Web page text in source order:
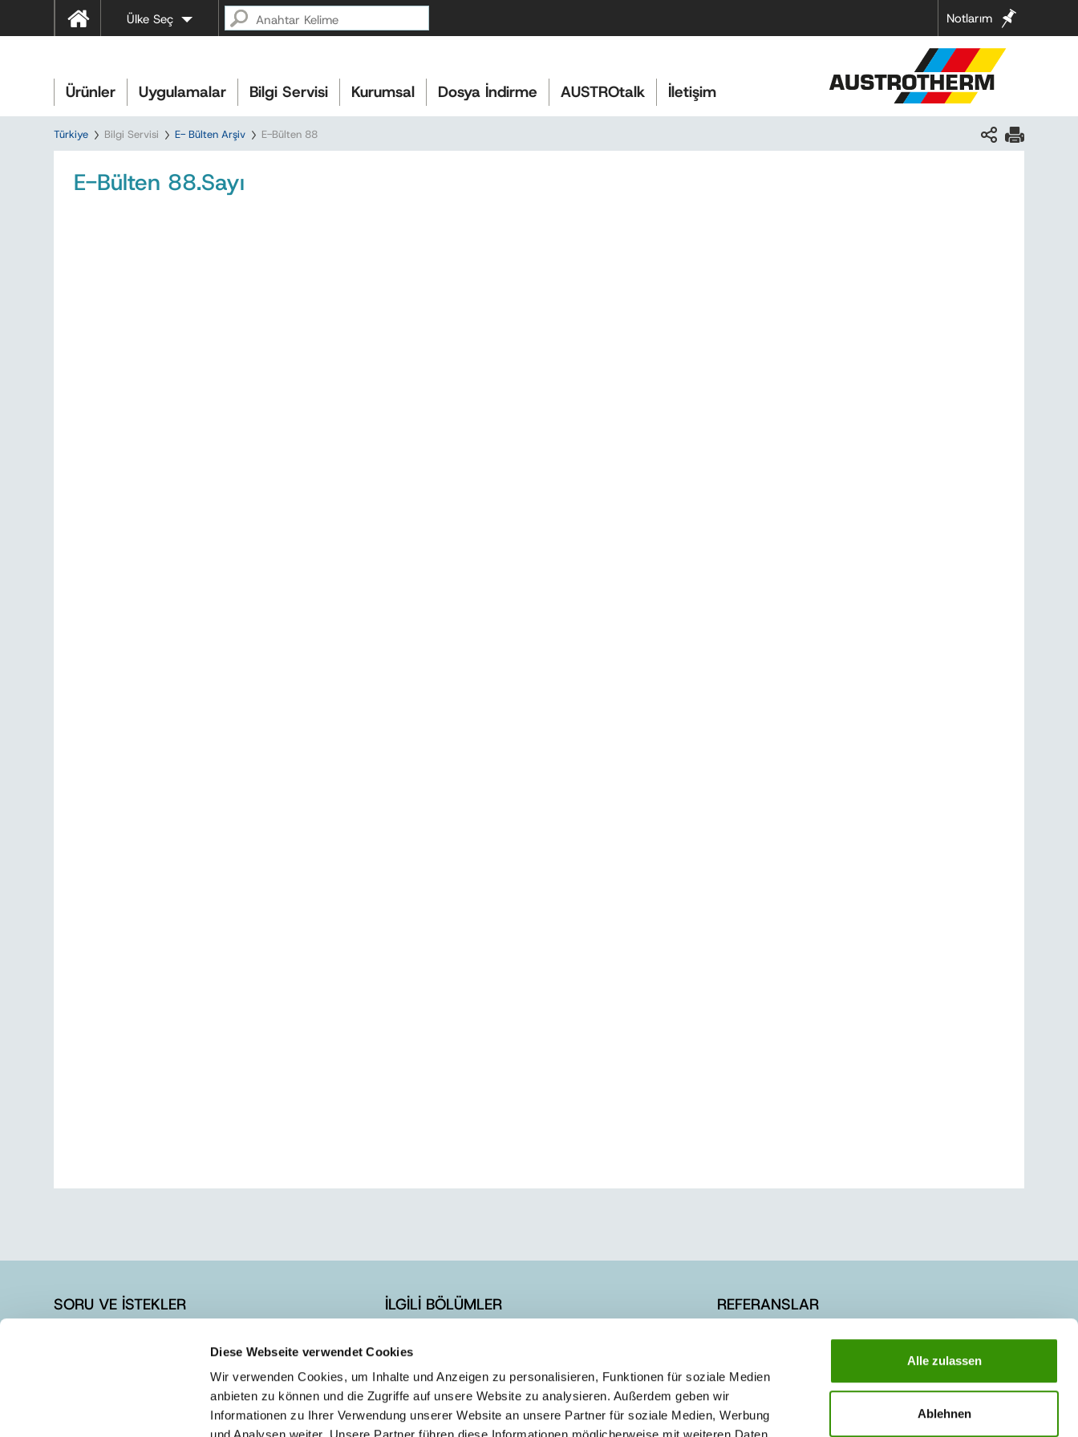
Diese Webseite verwendet Cookies
Wir verwenden Cookies, um Inhalte und Anzeigen zu personalisieren, Funktionen für soziale Medien
anbieten zu können und die Zugriffe auf unsere Website zu analysieren. Außerdem geben wir
Informationen zu Ihrer Verwendung unserer Website an unsere Partner für soziale Medien, Werbung
Alle zulassen
Ablehnen
Notlarım
Ülke Seç
Ürünler Uygulamalar Bilgi Servisi Kurumsal Dosya İndirme AUSTROtalk İletişim
Türkiye Bilgi Servisi E- Bülten Arşiv E-Bülten 88
E-Bülten 88.Sayı
SORU VE İSTEKLER
İLGİLİ BÖLÜMLER
E-BÜLTEN ÜYELİK
REFERANSLAR